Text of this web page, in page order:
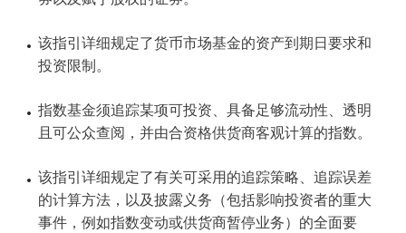
该指引详细规定了货币市场基金的资产到期日要求和
投资限制。
指数基金须追踪某项可投资、具备足够流动性、透明
且可公众查阅，并由合资格供货商客观计算的指数。
该指引详细规定了有关可采用的追踪策略、追踪误差
的计算方法，以及披露义务（包括影响投资者的重大
事件，例如指数变动或供货商暂停业务）的全面要